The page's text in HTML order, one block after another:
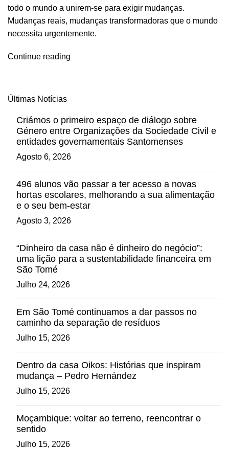
todo o mundo a unirem-se para exigir mudanças.
Mudanças reais, mudanças transformadoras que o mundo
necessita urgentemente.
Continue reading
Últimas Notícias
Criámos o primeiro espaço de diálogo sobre
Género entre Organizações da Sociedade Civil e
entidades governamentais Santomenses
Agosto 6, 2026
496 alunos vão passar a ter acesso a novas
hortas escolares, melhorando a sua alimentação
e o seu bem-estar
Agosto 3, 2026
“Dinheiro da casa não é dinheiro do negócio”:
uma lição para a sustentabilidade financeira em
São Tomé
Julho 24, 2026
Em São Tomé continuamos a dar passos no
caminho da separação de resíduos
Julho 15, 2026
Dentro da casa Oikos: Histórias que inspiram
mudança – Pedro Hernández
Julho 15, 2026
Moçambique: voltar ao terreno, reencontrar o
sentido
Julho 15, 2026